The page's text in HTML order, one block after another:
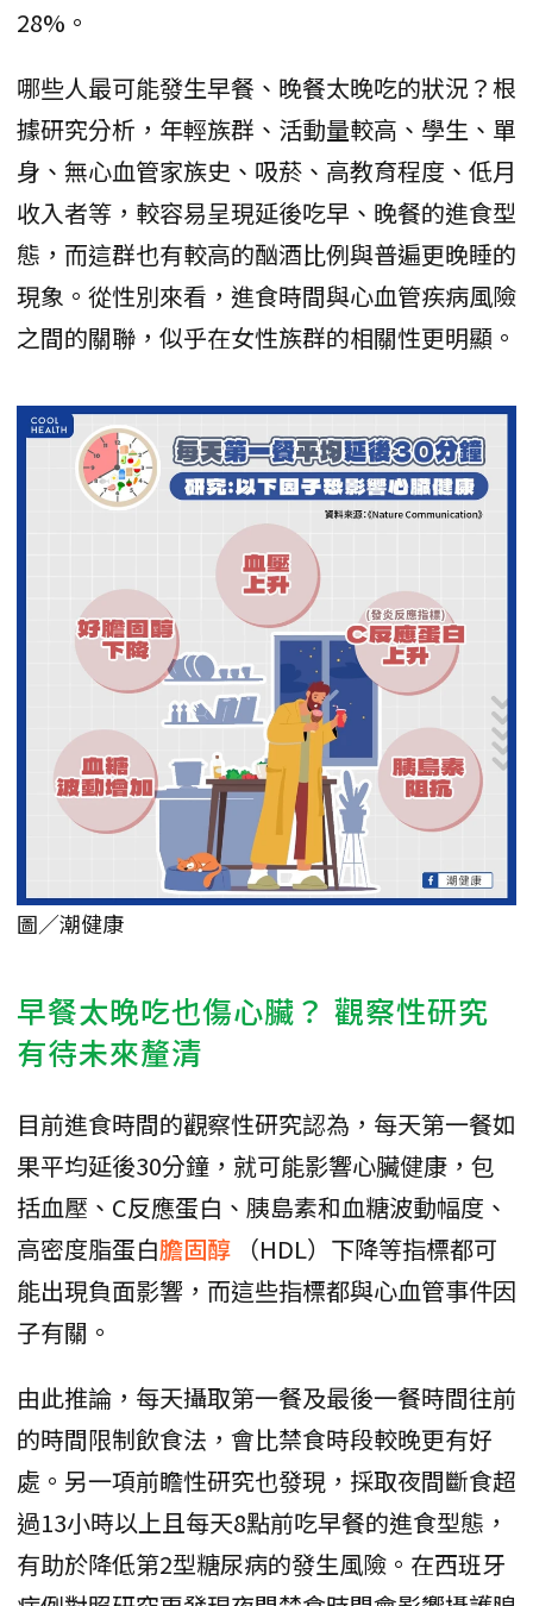
28%。
哪些人最可能發生早餐、晚餐太晚吃的狀況？根
據研究分析，年輕族群、活動量較高、學生、單
身、無心血管家族史、吸菸、高教育程度、低月
收入者等，較容易呈現延後吃早、晚餐的進食型
態，而這群也有較高的酗酒比例與普遍更晚睡的
現象。從性別來看，進食時間與心血管疾病風險
之間的關聯，似乎在女性族群的相關性更明顯。
圖／潮健康
早餐太晚吃也傷心臟？ 觀察性研究
有待未來釐清
目前進食時間的觀察性研究認為，每天第一餐如
果平均延後30分鐘，就可能影響心臟健康，包
括血壓、C反應蛋白、胰島素和血糖波動幅度、
高密度脂蛋白膽固醇
（HDL）下降等指標都可
能出現負面影響，而這些指標都與心血管事件因
子有關。
由此推論，每天攝取第一餐及最後一餐時間往前
的時間限制飲食法，會比禁食時段較晚更有好
處。另一項前瞻性研究也發現，採取夜間斷食超
過13小時以上且每天8點前吃早餐的進食型態，
有助於降低第2型糖尿病的發生風險。在西班牙